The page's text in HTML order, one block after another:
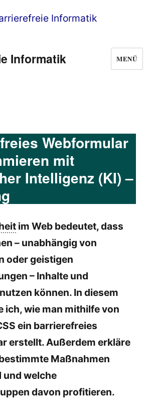
Informatik MENÜ
Webformular
mit
Intelligenz (KI) –
im Web bedeutet, dass
– unabhängig von
oder geistigen
– Inhalte und
können. In diesem
ich, wie man mithilfe von
ein barrierefreies
erstellt. Außerdem erkläre
Maßnahmen
welche
davon profitieren.